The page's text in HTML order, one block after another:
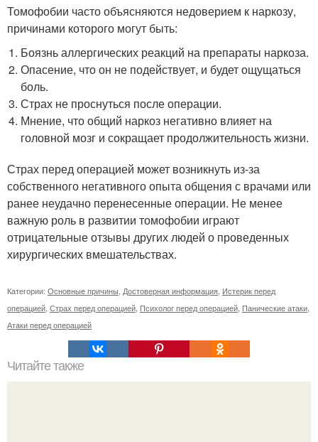
Томофобии часто объясняются недоверием к наркозу,
причинами которого могут быть:
Боязнь аллергических реакций на препараты наркоза.
Опасение, что он не подействует, и будет ощущаться
боль.
Страх не проснуться после операции.
Мнение, что общий наркоз негативно влияет на
головной мозг и сокращает продолжительность жизни.
Страх перед операцией может возникнуть из-за
собственного негативного опыта общения с врачами или
ранее неудачно перенесенные операции. Не менее
важную роль в развитии томофобии играют
отрицательные отзывы других людей о проведенных
хирургических вмешательствах.
Категории: Основные причины, Достоверная информация, Истерик перед
операцией, Страх перед операцией, Психолог перед операцией, Панические атаки,
Атаки перед операцией
Читайте также